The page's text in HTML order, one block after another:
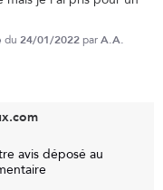
du 24/01/2022 parA.A.
avis déposé au